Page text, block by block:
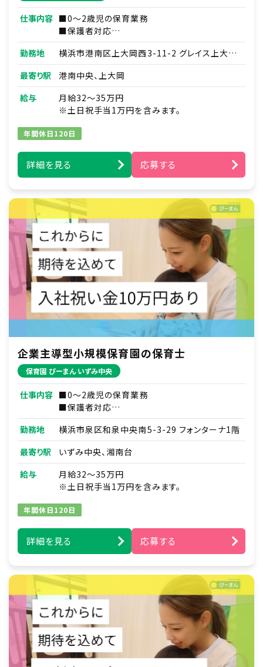
仕事内容 ■0～2歳児の保育業務
■保護者対応
■連絡帳・記録業務
※ICTシステムを使用
■各種研修参加
■見学対応
■調理補助
■ほか付随する業務
勤務地
横浜市港南区上大岡西3-11-2 グレイス上大岡
1階
最寄り駅
港南中央、上大岡
給与
月給32～35万円
※土日祝手当1万円を含みます。
年間休日120日
詳細を見る 応募する
企業主導型小規模保育園の保育士
保育園 ぴーまん いずみ中央
仕事内容 ■0～2歳児の保育業務
■保護者対応
■連絡帳・記録業務
※ICTシステムを使用
■各種研修参加
■見学対応
■調理補助
■ほか付随する業務
勤務地
横浜市泉区和泉中央南5-3-29 フォンターナ1階
最寄り駅
いずみ中央、湘南台
給与
月給32～35万円
※土日祝手当1万円を含みます。
年間休日120日
詳細を見る 応募する